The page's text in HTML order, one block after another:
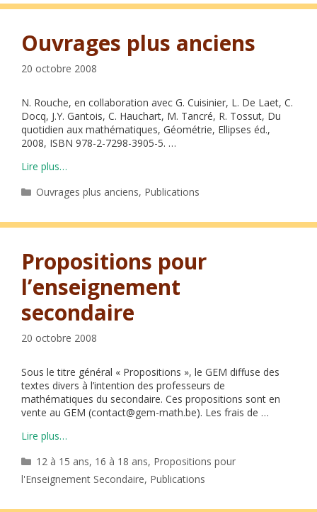
Ouvrages plus anciens
20 octobre 2008
N. Rouche, en collaboration avec G. Cuisinier, L. De Laet, C.
Docq, J.Y. Gantois, C. Hauchart, M. Tancré, R. Tossut, Du
quotidien aux mathématiques, Géométrie, Ellipses éd.,
2008, ISBN 978-2-7298-3905-5. …
Lire plus…
Catégories
Ouvrages plus anciens, Publications
Propositions pour
l’enseignement
secondaire
20 octobre 2008
Sous le titre général « Propositions », le GEM diffuse des
textes divers à l’intention des professeurs de
mathématiques du secondaire. Ces propositions sont en
vente au GEM (contact@gem-math.be). Les frais de …
Lire plus…
Catégories
12 à 15 ans, 16 à 18 ans, Propositions pour
l'Enseignement Secondaire, Publications